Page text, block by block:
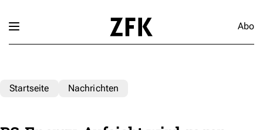
Abo
Startseite Nachrichten